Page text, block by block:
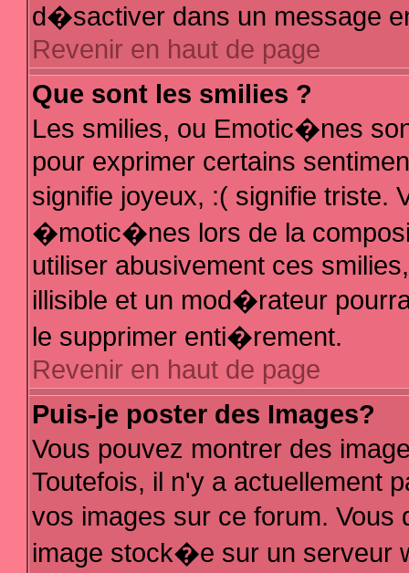
d�sactiver dans un message
Revenir en haut de page
Que sont les smilies ?
Les smilies, ou Emotic�nes
pour exprimer certains
signifie joyeux, :( signifie triste.
�motic�nes lors de la
utiliser abusivement ces
illisible et un mod�rateur
le supprimer enti�rement.
Revenir en haut de page
Puis-je poster des Images?
Vous pouvez montrer des
Toutefois, il n'y a actuellement
vos images sur ce forum.
image stock�e sur un serveur